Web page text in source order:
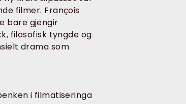
filmer. François
bare gjengir
filosofisk tyngde og
drama som
i filmatiseringa